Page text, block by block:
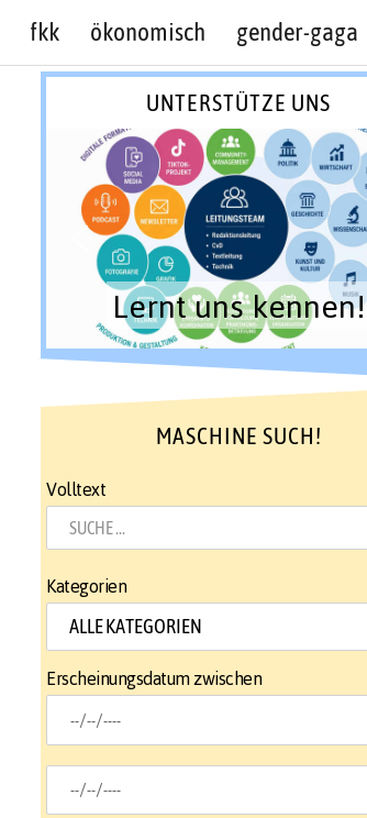
fkk ökonomisch gender-gaga
UNTERSTÜTZE UNS
Lernt uns kennen!
MASCHINE SUCH!
Volltext
Kategorien
Erscheinungsdatum zwischen